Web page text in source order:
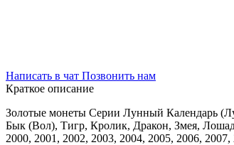
Написать в чат Позвонить нам
Краткое описание
Золотые монеты Серии Лунный Календарь
Бык (Вол), Тигр, Кролик, Дракон, Змея,
2000, 2001, 2002, 2003, 2004, 2005, 2006,